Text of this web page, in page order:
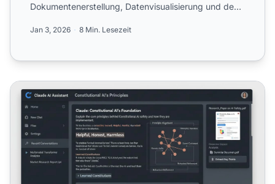
Dokumentenerstellung, Datenvisualisierung und den
Jan 3, 2026 8 Min. Lesezeit
Claude